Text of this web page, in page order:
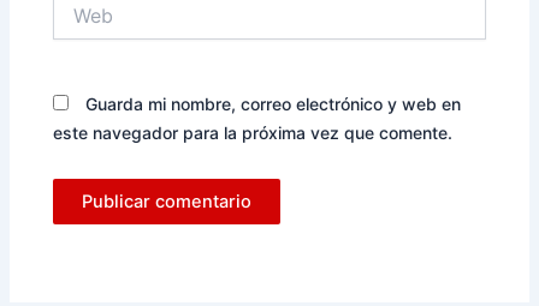
Guarda mi nombre, correo electrónico y web en
este navegador para la próxima vez que comente.